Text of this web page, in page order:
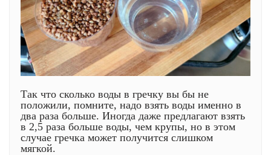
Так что сколько воды в гречку вы бы не
положили, помните, надо взять воды именно в
два раза больше. Иногда даже предлагают взять
в 2,5 раза больше воды, чем крупы, но в этом
случае гречка может получится слишком
мягкой.